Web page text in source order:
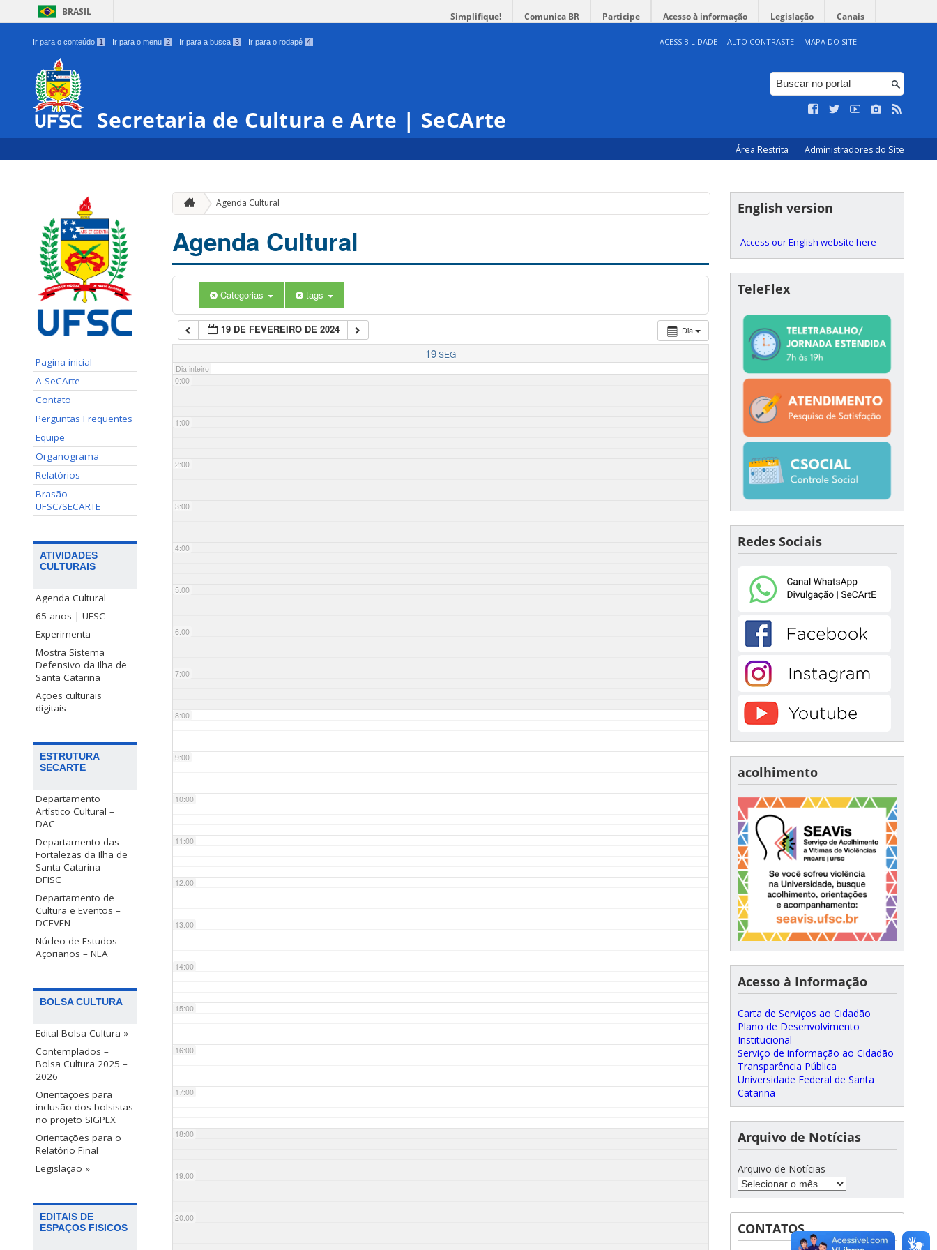
BRASIL Simplifique! Comunica BR Participe Acesso à informação Legislação Canais
Ir para o conteúdo 1 Ir para o menu 2 Ir para a busca 3 Ir para o rodapé 4 ACESSIBILIDADE ALTO CONTRASTE MAPA DO SITE
Secretaria de Cultura e Arte | SeCArte
Área Restrita Administradores do Site
Pagina inicial
A SeCArte
Contato
Perguntas Frequentes
Equipe
Organograma
Relatórios
Brasão
UFSC/SECARTE
ATIVIDADES
CULTURAIS
Agenda Cultural
65 anos | UFSC
Experimenta
Mostra Sistema
Defensivo da Ilha de
Santa Catarina
Ações culturais
digitais
ESTRUTURA
SECARTE
Departamento
Artístico Cultural –
DAC
Departamento das
Fortalezas da Ilha de
Santa Catarina –
DFISC
Departamento de
Cultura e Eventos –
DCEVEN
Núcleo de Estudos
Açorianos – NEA
BOLSA CULTURA
Edital Bolsa Cultura »
Contemplados –
Bolsa Cultura 2025 –
2026
Orientações para
inclusão dos bolsistas
no projeto SIGPEX
Orientações para o
Relatório Final
Legislação »
EDITAIS DE
ESPAÇOS FISICOS
Agenda Cultural
Agenda Cultural
Categorias tags
Dia
19 DE FEVEREIRO DE 2024
19SEG
Dia inteiro
0:00
1:00
2:00
3:00
4:00
5:00
6:00
7:00
8:00
9:00
10:00
11:00
12:00
13:00
14:00
15:00
16:00
17:00
18:00
19:00
20:00
English version
Access our English website here
TeleFlex
Redes Sociais
acolhimento
Acesso à Informação
Carta de Serviços ao Cidadão
Plano de Desenvolvimento
Institucional
Serviço de informação ao Cidadão
Transparência Pública
Universidade Federal de Santa
Catarina
Arquivo de Notícias
Arquivo de Notícias
CONTATOS